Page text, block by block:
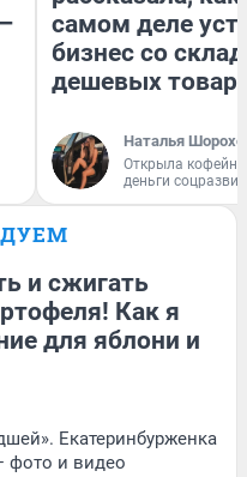
самом деле
бизнес со
дешевых
Наталья
Открыла
деньги
и сжигать
Как я
для яблони и
Екатеринбурженка
фото и видео